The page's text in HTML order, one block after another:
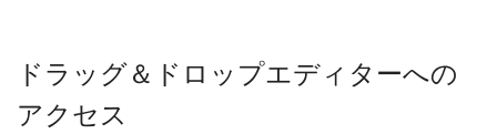
ドラッグ＆ドロップエディターへの
アクセス